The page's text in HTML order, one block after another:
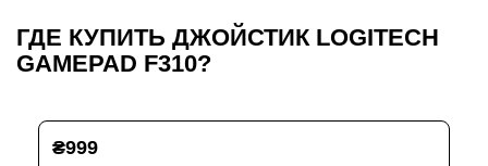
ГДЕ КУПИТЬ ДЖОЙСТИК LOGITECH
GAMEPAD F310?
₴999